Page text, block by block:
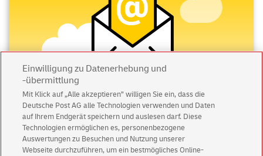
Abonnieren Sie unseren Newsletter
Immer informiert über exklusive Angebote und
Aktionen - jetzt mit Vorteil
Einwilligung zu Datenerhebung und
-übermittlung
Mit Klick auf „Alle akzeptieren” willigen Sie ein, dass die
Deutsche Post AG alle Technologien verwenden und Daten
auf Ihrem Endgerät speichern und auslesen darf. Diese
Technologien ermöglichen es, personenbezogene
Auswertungen zu Besuchen und Nutzung unserer
Webseite durchzuführen, um ein bestmögliches Online-